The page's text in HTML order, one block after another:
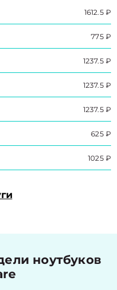
1612.5 ₽
775 ₽
1237.5 ₽
1237.5 ₽
1237.5 ₽
625 ₽
1025 ₽
ноутбуков